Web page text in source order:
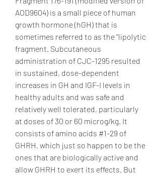
AOD9604) is a small piece of human
growth hormone (hGH) that is
sometimes referred to as the “lipolytic
fragment. Subcutaneous
administration of CJC-1295 resulted
in sustained, dose-dependent
increases in GH and IGF-I levels in
healthy adults and was safe and
relatively well tolerated, particularly
at doses of 30 or 60 microg/kg. It
consists of amino acids #1-29 of
GHRH, which just so happen to be the
ones that are biologically active and
allow GHRH to exert its effects. But